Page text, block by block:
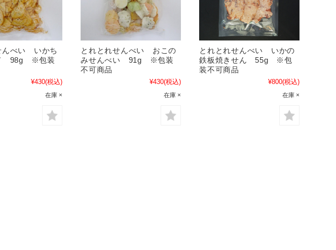
んべい いかち
98g ※包装
¥430(税込)
在庫 ×
とれとれせんべい おこの
みせんべい 91g ※包装
不可商品
¥430(税込)
在庫 ×
とれとれせんべい いかの
鉄板焼きせん 55g ※包
装不可商品
¥800(税込)
在庫 ×